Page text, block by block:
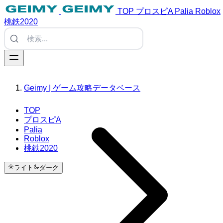
TOP プロスピA Palia Roblox
桃鉄2020
TOP
プロスピA
Palia
Roblox
桃鉄2020
ライト ダーク
Geimy | ゲーム攻略データベース